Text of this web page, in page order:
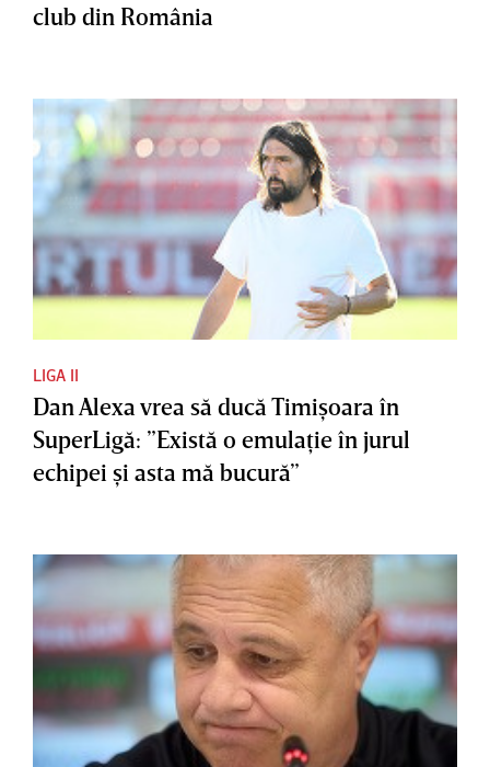
club din România
LIGA II
Dan Alexa vrea să ducă Timişoara în
SuperLigă: ”Există o emulaţie în jurul
echipei şi asta mă bucură”